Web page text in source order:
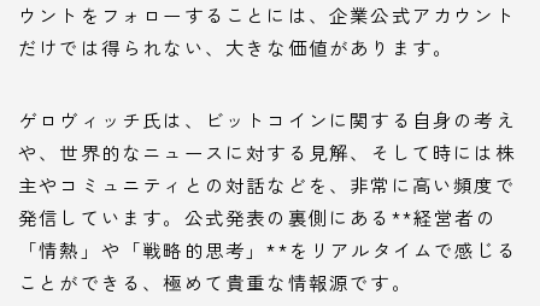
ウントをフォローすることには、企業公式アカウント
だけでは得られない、大きな価値があります。
ゲロヴィッチ氏は、ビットコインに関する自身の考え
や、世界的なニュースに対する見解、そして時には株
主やコミュニティとの対話などを、非常に高い頻度で
発信しています。公式発表の裏側にある**経営者の
「情熱」や「戦略的思考」**をリアルタイムで感じる
ことができる、極めて貴重な情報源です。